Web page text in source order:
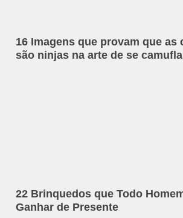
16 Imagens que provam que as
são ninjas na arte de se
22 Brinquedos que Todo
Ganhar de Presente